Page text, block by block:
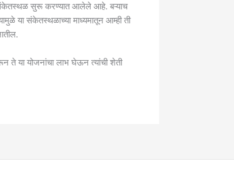
सुरू करण्यात आलेले आहे. बऱ्याच
या संकेतस्थळाच्या माध्यमातून आम्ही ती
ते या योजनांचा लाभ घेऊन त्यांची शेती